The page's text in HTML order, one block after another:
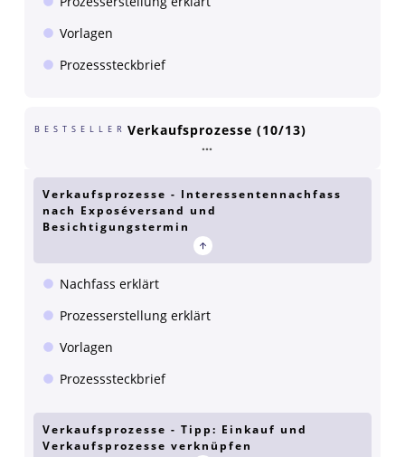
Vorlagen
Prozesssteckbrief
BESTSELLER Verkaufsprozesse (10/13)
Verkaufsprozesse - Interessentennachfass
nach Exposéversand und
Besichtigungstermin
Nachfass erklärt
Prozesserstellung erklärt
Vorlagen
Prozesssteckbrief
Verkaufsprozesse - Tipp: Einkauf und
Verkaufsprozesse verknüpfen